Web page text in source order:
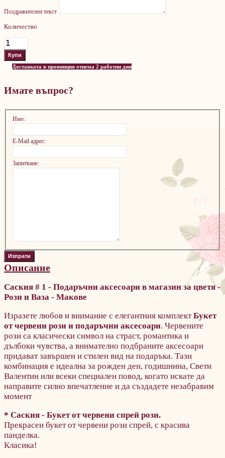
Поздравителен текст
Количество
Доставката в провинция отнема 2 работни дни
Имате въпрос?
Име:
E-Mail адрес:
Запитване:
Описание
Саския # 1 - Подаръчни аксесоари в магазин за цветя -
Рози и Ваза - Макове
Изразете любов и внимание с елегантния комплектБукет
от червени рози и подаръчни аксесоари. Червените
рози са класически символ на страст, романтика и
дълбоки чувства, а внимателно подбраните аксесоари
придават завършен и стилен вид на подаръка. Тази
комбинация е идеална за рожден ден, годишнина, Свети
Валентин или всеки специален повод, когато искате да
направите силно впечатление и да създадете незабравим
момент
* Саския - Букет от червени спрей рози.
Прекрасен букет от червени рози спрей, с красива
панделка.
Класика!